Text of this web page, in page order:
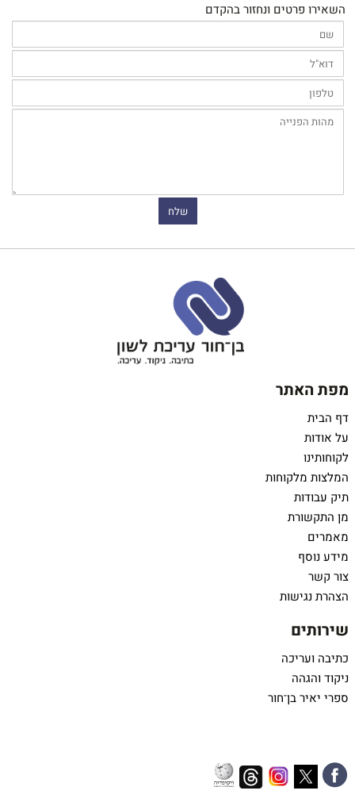
השאירו פרטים ונחזור בהקדם
מפת האתר
דף הבית
על אודות
לקוחותינו
המלצות מלקוחות
תיק עבודות
מן התקשורת
מאמרים
מידע נוסף
צור קשר
הצהרת נגישות
שירותים
כתיבה ועריכה
ניקוד והגהה
ספרי יאיר בן־חור